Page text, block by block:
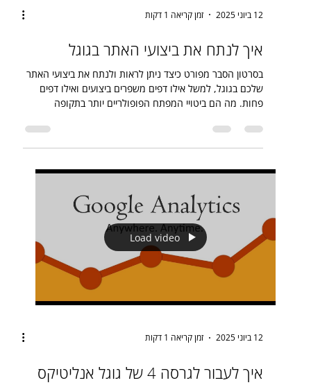
12 ביוני 2025 זמן קריאה 1 דקות
איך לנתח את ביצועי האתר בגוגל
בסרטון הסבר מפורט כיצד ניתן לראות ולנתח את ביצועי האתר
שלכם בגוגל, למשל אילו דפים משפרים ביצועים ואילו דפים
פחות. מה הם ביטויי המפתח הפופולריים יותר בתקופה
השוואות בין תקופות שונות ולזהות מגמות של קידום האתר וכן
מגמות ושינויים בהרגלי החיפוש של קהל היעד הרלוונטי.
Load video
12 ביוני 2025 זמן קריאה 1 דקות
איך לעבור לגרסה 4 של גוגל אנליטיקס